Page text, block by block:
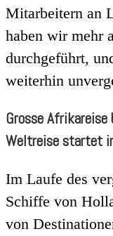
Mitarbeitern an
haben wir mehr
durchgeführt,
weiterhin
Grosse
Weltreise startet
Im Laufe des
Schiffe von
von